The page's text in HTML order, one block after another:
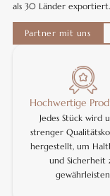
als 30 Länder exportiert.
Partner mit uns
Hochwertige
Jedes Stück wird
strenger
hergestellt, um
und Sicherheit